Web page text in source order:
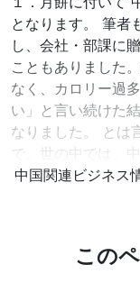
となります。 筆者
し、会社・部課に
こともありました
なく、カロリー過
い」と言い続けた
なりました。 とは
で、世の中では、
中国関連ビジネス
この